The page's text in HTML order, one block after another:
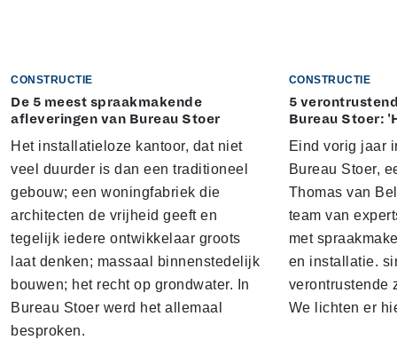
CONSTRUCTIE
De 5 meest spraakmakende
afleveringen van Bureau Stoer
Het installatieloze kantoor, dat niet
veel duurder is dan een traditioneel
gebouw; een woningfabriek die
architecten de vrijheid geeft en
tegelijk iedere ontwikkelaar groots
laat denken; massaal binnenstedelijk
bouwen; het recht op grondwater. In
Bureau Stoer werd het allemaal
besproken.
CONSTRUCTIE
5
Bureau Stoer:
Eind vorig jaar
Bureau Stoer,
Thomas van
team van
met
en installatie.
verontrustende
We lichten er